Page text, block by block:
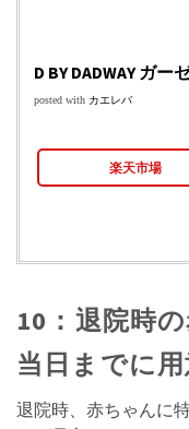
D BY DADWAY ガー
posted with カエレバ
楽天市場
10：退院時
当日までに用
退院時、赤ちゃんに